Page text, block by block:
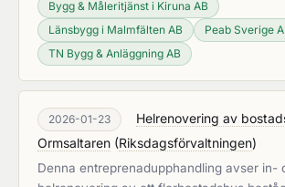
Bygg & Måleritjänst i Kiruna AB
Länsbygg i Malmfälten AB
Peab Sverige
TN Bygg & Anläggning AB
2026-01-23
Helrenovering av
Ormsaltaren (Riksdagsförvaltningen)
Denna entreprenadupphandling avser in-